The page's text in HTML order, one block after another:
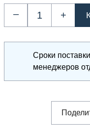
– +
Сроки
менеджеров